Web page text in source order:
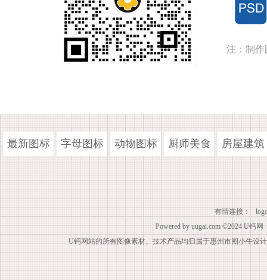
注：制作
最新图标 字母图标 动物图标 厨师美食 房屋建筑
有情连接：
Powered by uugai.com ©2024 U钙网
U钙网站的所有图像素材、技术产品均归属于惠州市图小牛设